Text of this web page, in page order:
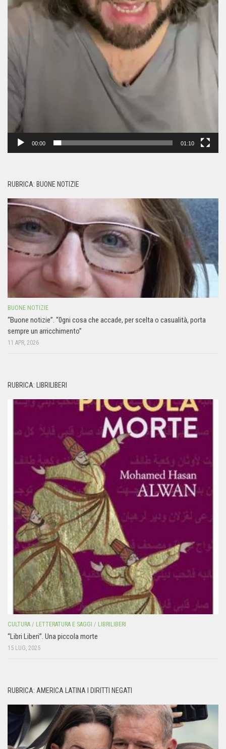
00:00 01:10
RUBRICA: BUONE NOTIZIE
BUONE NOTIZIE
“Buone notizie”. “0gni cosa che accade, per scelta o casualità, porta
sempre un arricchimento”
11 APR, 2026
RUBRICA: LIBRILIBERI
CULTURA / LETTERATURA E SAGGI / LIBRILIBERI
“Libri Liberi”. Una piccola morte
15 LUG, 2025
RUBRICA: AMERICA LATINA I DIRITTI NEGATI